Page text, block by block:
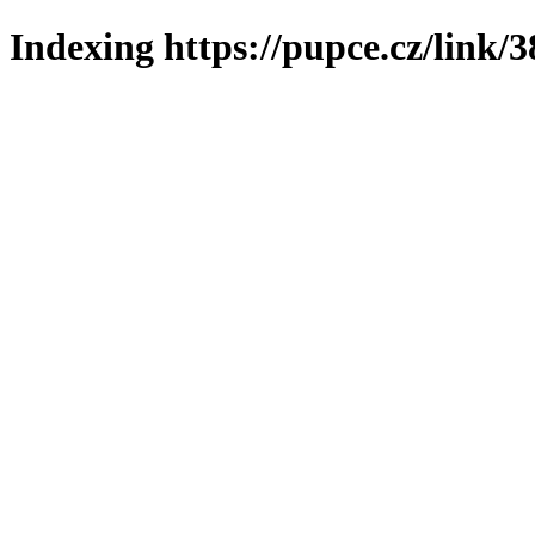
Indexing https://pupce.cz/link/